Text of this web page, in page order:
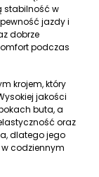
stabilność w
jazdy i
dobrze
podczas
krojem, który
jakości
buta, a
oraz
dlatego jego
codziennym